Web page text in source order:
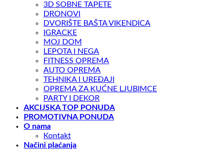
3D SOBNE TAPETE
DRONOVI
DVORIŠTE BAŠTA VIKENDICA
IGRACKE
MOJ DOM
LEPOTA I NEGA
FITNESS OPREMA
AUTO OPREMA
TEHNIKA I UREĐAJI
OPREMA ZA KUĆNE LJUBIMCE
PARTY I DEKOR
AKCIJSKA TOP PONUDA
PROMOTIVNA PONUDA
O nama
Kontakt
Načini plaćanja